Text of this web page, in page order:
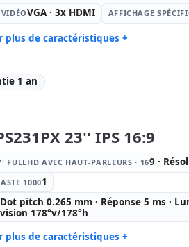
VGA · 3x HDMI AFFICHAGE
plus de caractéristiques +
· Résolution 1920x1080
spécifique:
1 an
23'' IPS 16:9
FULLHD AVEC HAUT-PARLEURS · 169 ·
10001
Dot pitch 0.265 mm · Réponse 5 ms ·
vision 178°v/178°h
plus de caractéristiques +